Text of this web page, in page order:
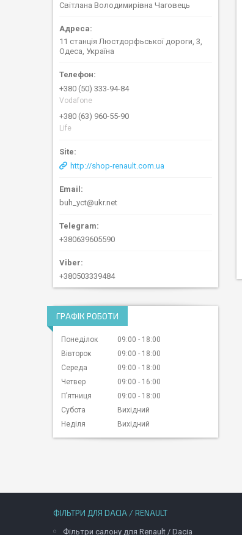
Світлана Володимирівна Чаговець
11 станція Люстдорфьської дороги, 3,
Одеса, Україна
+380 (50) 333-94-84
Vodafone
+380 (63) 960-55-90
Life
http://shop-renault.com.ua
buh_yct@ukr.net
+380639605590
+380503339484
ГРАФІК РОБОТИ
Понеділок 09:00
18:00
Вівторок
09:00
18:00
Середа
09:00
18:00
Четвер
09:00
16:00
Пʼятниця
09:00
18:00
Субота
Вихідний
Неділя
Вихідний
ФІЛЬТРИ ДЛЯ DACIA / RENAULT
Фільтри салону для Renault / Dacia